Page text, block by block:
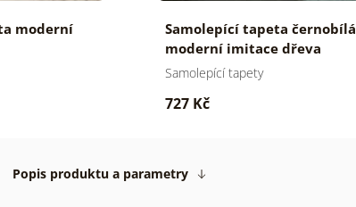
moderní
Samolepící tapeta černobílá
moderní imitace dřeva
Samolepící tapety
727 Kč
Popis produktu a parametry